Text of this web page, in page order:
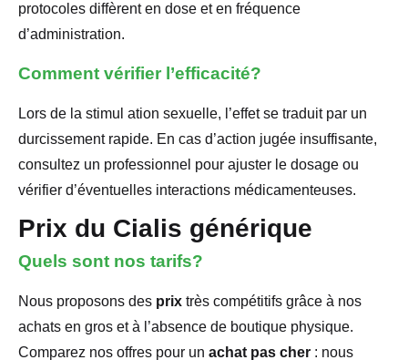
protocoles diffèrent en dose et en fréquence
d’administration.
Comment vérifier l’efficacité?
Lors de la stimul ation sexuelle, l’effet se traduit par un
durcissement rapide. En cas d’action jugée insuffisante,
consultez un professionnel pour ajuster le dosage ou
vérifier d’éventuelles interactions médicamenteuses.
Prix du Cialis générique
Quels sont nos tarifs?
Nous proposons des prix très compétitifs grâce à nos
achats en gros et à l’absence de boutique physique.
Comparez nos offres pour un achat pas cher : nous